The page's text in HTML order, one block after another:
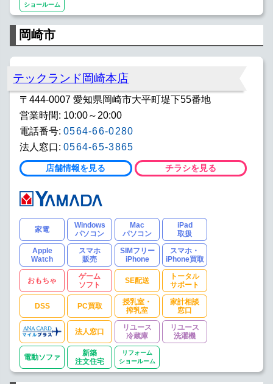
ショールーム
岡崎市
テックランド岡崎本店
〒444-0007 愛知県岡崎市大平町堤下55番地
営業時間: 10:00～20:00
電話番号: 0564-66-0280
法人窓口: 0564-65-3865
店舗情報を見る チラシを見る
家電
Windows
パソコン
Mac
パソコン
iPad
取扱
Apple
Watch
スマホ
販売
SIMフリー
iPhone
スマホ・
iPhone買取
おもちゃ
ゲーム
ソフト
SE配送
トータル
サポート
DSS PC買取
授乳室・
搾乳室
家計相談
窓口
法人窓口
リユース
冷蔵庫
リユース
洗濯機
電動ソファ
新築
注文住宅
リフォーム
ショールーム